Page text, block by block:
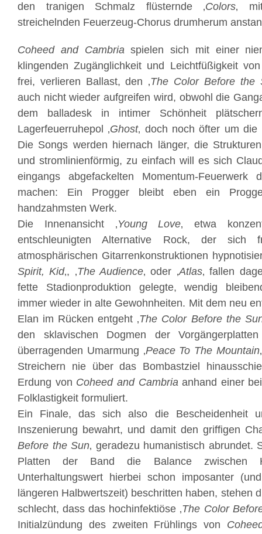
den tranigen Schmalz flüsternde ‚Colors‚
streichelnden Feuerzeug-Chorus drumherum
Coheed and Cambriaspielen sich mit einer
klingenden Zugänglichkeit und Leichtfüßigkeit
frei, verlieren Ballast, den ‚The Color Before the
auch nicht wieder aufgreifen wird, obwohl die
dem balladesk in intimer Schönheit
Lagerfeuerruhepol ‚Ghost‚ doch noch öfter um
Die Songs werden hiernach länger, die
und stromlinienförmig, zu einfach will es sich
eingangs abgefackelten Momentum-
machen: Ein Progger bleibt eben ein
handzahmsten Werk.
Die Innenansicht ‚Young Love‚ etwa
entschleunigten Alternative Rock, der sich
atmosphärischen Gitarrenkonstruktionen
Spirit, Kid‚, ‚The Audience‚ oder ‚Atlas‚ fallen
fette Stadionproduktion gelegte, wendig
immer wieder in alte Gewohnheiten. Mit dem neu
Elan im Rücken entgeht ‚The Color Before the
den sklavischen Dogmen der
überragenden Umarmung ‚Peace To The Mountain
Streichern nie über das Bombastziel
Erdung von Coheed and Cambriaanhand einer
Folklastigkeit formuliert.
Ein Finale, das sich also die Bescheidenheit
Inszenierung bewahrt, und damit den griffigen
Before the Sun‚ geradezu humanistisch abrundet.
Platten der Band die Balance zwischen
Unterhaltungswert hierbei schon imposanter
längeren Halbwertszeit) beschritten haben, stehen
schlecht, dass das hochinfektiöse ‚The Color
Initialzündung des zweiten Frühlings von